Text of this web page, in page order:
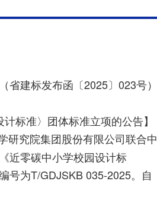
（省建标发布函〔2025〕023号）
标准〉团体标准立项的公告】
研究院集团股份有限公司联合中
近零碳中小学校园设计标
号为T/GDJSKB 035-2025。自